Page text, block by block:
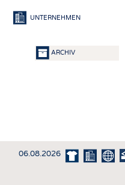
UNTERNEHMEN
ARCHIV
06.08.2026